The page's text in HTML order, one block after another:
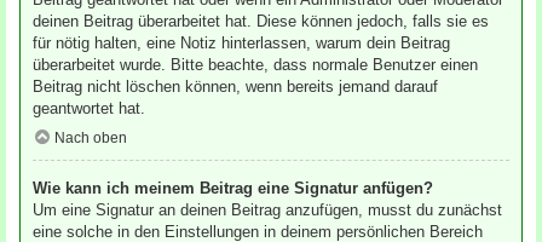
deinen Beitrag überarbeitet hat. Diese können jedoch, falls sie es
für nötig halten, eine Notiz hinterlassen, warum dein Beitrag
überarbeitet wurde. Bitte beachte, dass normale Benutzer einen
Beitrag nicht löschen können, wenn bereits jemand darauf
geantwortet hat.
Nach oben
Wie kann ich meinem Beitrag eine Signatur anfügen?
Um eine Signatur an deinen Beitrag anzufügen, musst du zunächst
eine solche in den Einstellungen in deinem persönlichen Bereich